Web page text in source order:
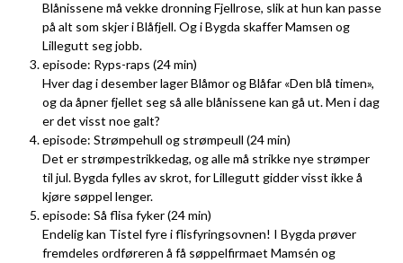
Blånissene må vekke dronning Fjellrose, slik at hun kan passe
på alt som skjer i Blåfjell. Og i Bygda skaffer Mamsen og
Lillegutt seg jobb.
episode: Ryps-raps (24 min)
Hver dag i desember lager Blåmor og Blåfar «Den blå timen»,
og da åpner fjellet seg så alle blånissene kan gå ut. Men i dag
er det visst noe galt?
episode: Strømpehull og strømpeull (24 min)
Det er strømpestrikkedag, og alle må strikke nye strømper
til jul. Bygda fylles av skrot, for Lillegutt gidder visst ikke å
kjøre søppel lenger.
episode: Så flisa fyker (24 min)
Endelig kan Tistel fyre i flisfyringsovnen! I Bygda prøver
fremdeles ordføreren å få søppelfirmaet Mamsén og